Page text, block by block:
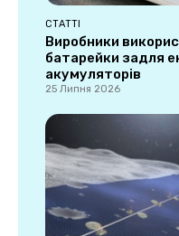
СТАТТІ
Виробники
батарейки задля
акумуляторів
25 Липня 2026